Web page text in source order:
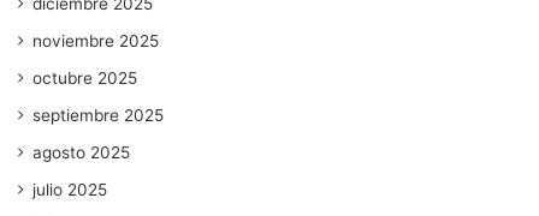
diciembre 2025
noviembre 2025
octubre 2025
septiembre 2025
agosto 2025
julio 2025